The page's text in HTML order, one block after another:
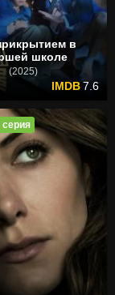
в
школе
(2025)
7.6
серия